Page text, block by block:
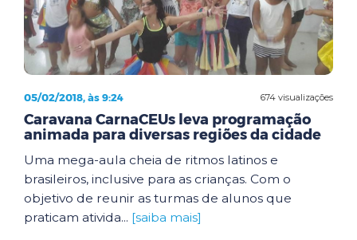
674 visualizações
05/02/2018, às 9:24
Caravana CarnaCEUs leva programação
animada para diversas regiões da cidade
Uma mega-aula cheia de ritmos latinos e
brasileiros, inclusive para as crianças. Com o
objetivo de reunir as turmas de alunos que
praticam ativida... [saiba mais]